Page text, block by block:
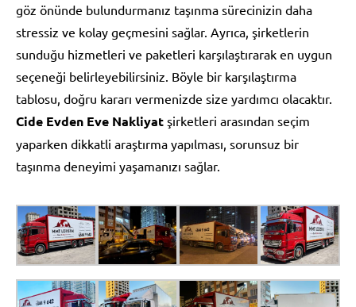
göz önünde bulundurmanız taşınma sürecinizin daha
stressiz ve kolay geçmesini sağlar. Ayrıca, şirketlerin
sunduğu hizmetleri ve paketleri karşılaştırarak en uygun
seçeneği belirleyebilirsiniz. Böyle bir karşılaştırma
tablosu, doğru kararı vermenizde size yardımcı olacaktır.
Cide Evden Eve Nakliyat şirketleri arasından seçim
yaparken dikkatli araştırma yapılması, sorunsuz bir
taşınma deneyimi yaşamanızı sağlar.